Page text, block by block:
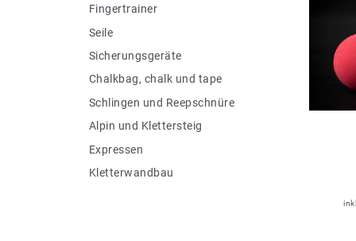
Fingertrainer
Seile
Sicherungsgeräte
Chalkbag, chalk und tape
Schlingen und Reepschnüre
Alpin und Klettersteig
Expressen
Kletterwandbau